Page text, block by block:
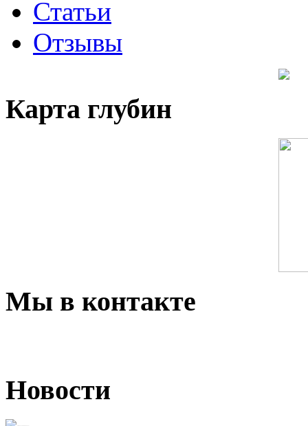
Статьи
Отзывы
Карта глубин
Мы в контакте
Новости